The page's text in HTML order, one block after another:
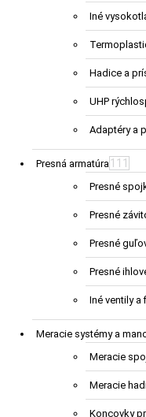
Iné
Hadice a
UHP
Adaptéry a
Presná armatúra 111
Presné
Presné
Presné
Presné
Iné ventily a
Meracie systémy a
Meracie
Meracie
Koncovky